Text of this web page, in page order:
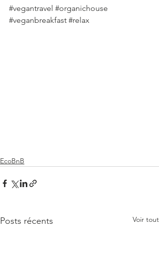
#vegantravel #organichouse
#veganbreakfast #relax
EcoBnB
Posts récents Voir tout